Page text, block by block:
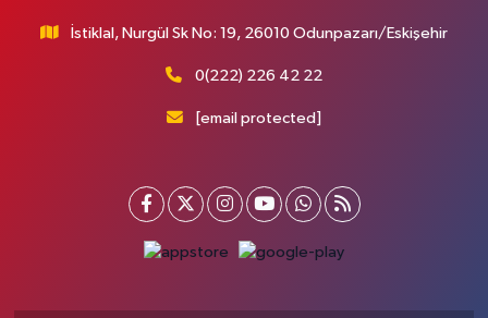
İstiklal, Nurgül Sk No: 19, 26010 Odunpazarı/Eskişehir
0(222) 226 42 22
[email protected]